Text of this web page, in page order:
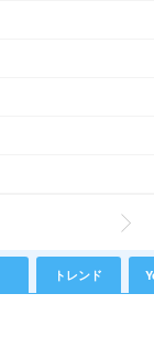
トレンド